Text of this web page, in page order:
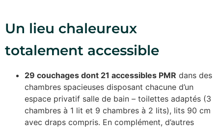
Un lieu chaleureux
totalement accessible
29 couchages dont 21 accessibles PMR dans des
chambres spacieuses disposant chacune d’un
espace privatif salle de bain – toilettes adaptés (3
chambres à 1 lit et 9 chambres à 2 lits), lits 90 cm
avec draps compris. En complément, d’autres